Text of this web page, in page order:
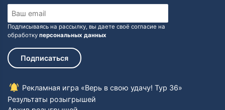
Подписываясь на рассылку, вы даете своё согласие на
обработку персональных данных
Подписаться
Рекламная игра «Верь в свою удачу! Тур 36»
Результаты розыгрышей